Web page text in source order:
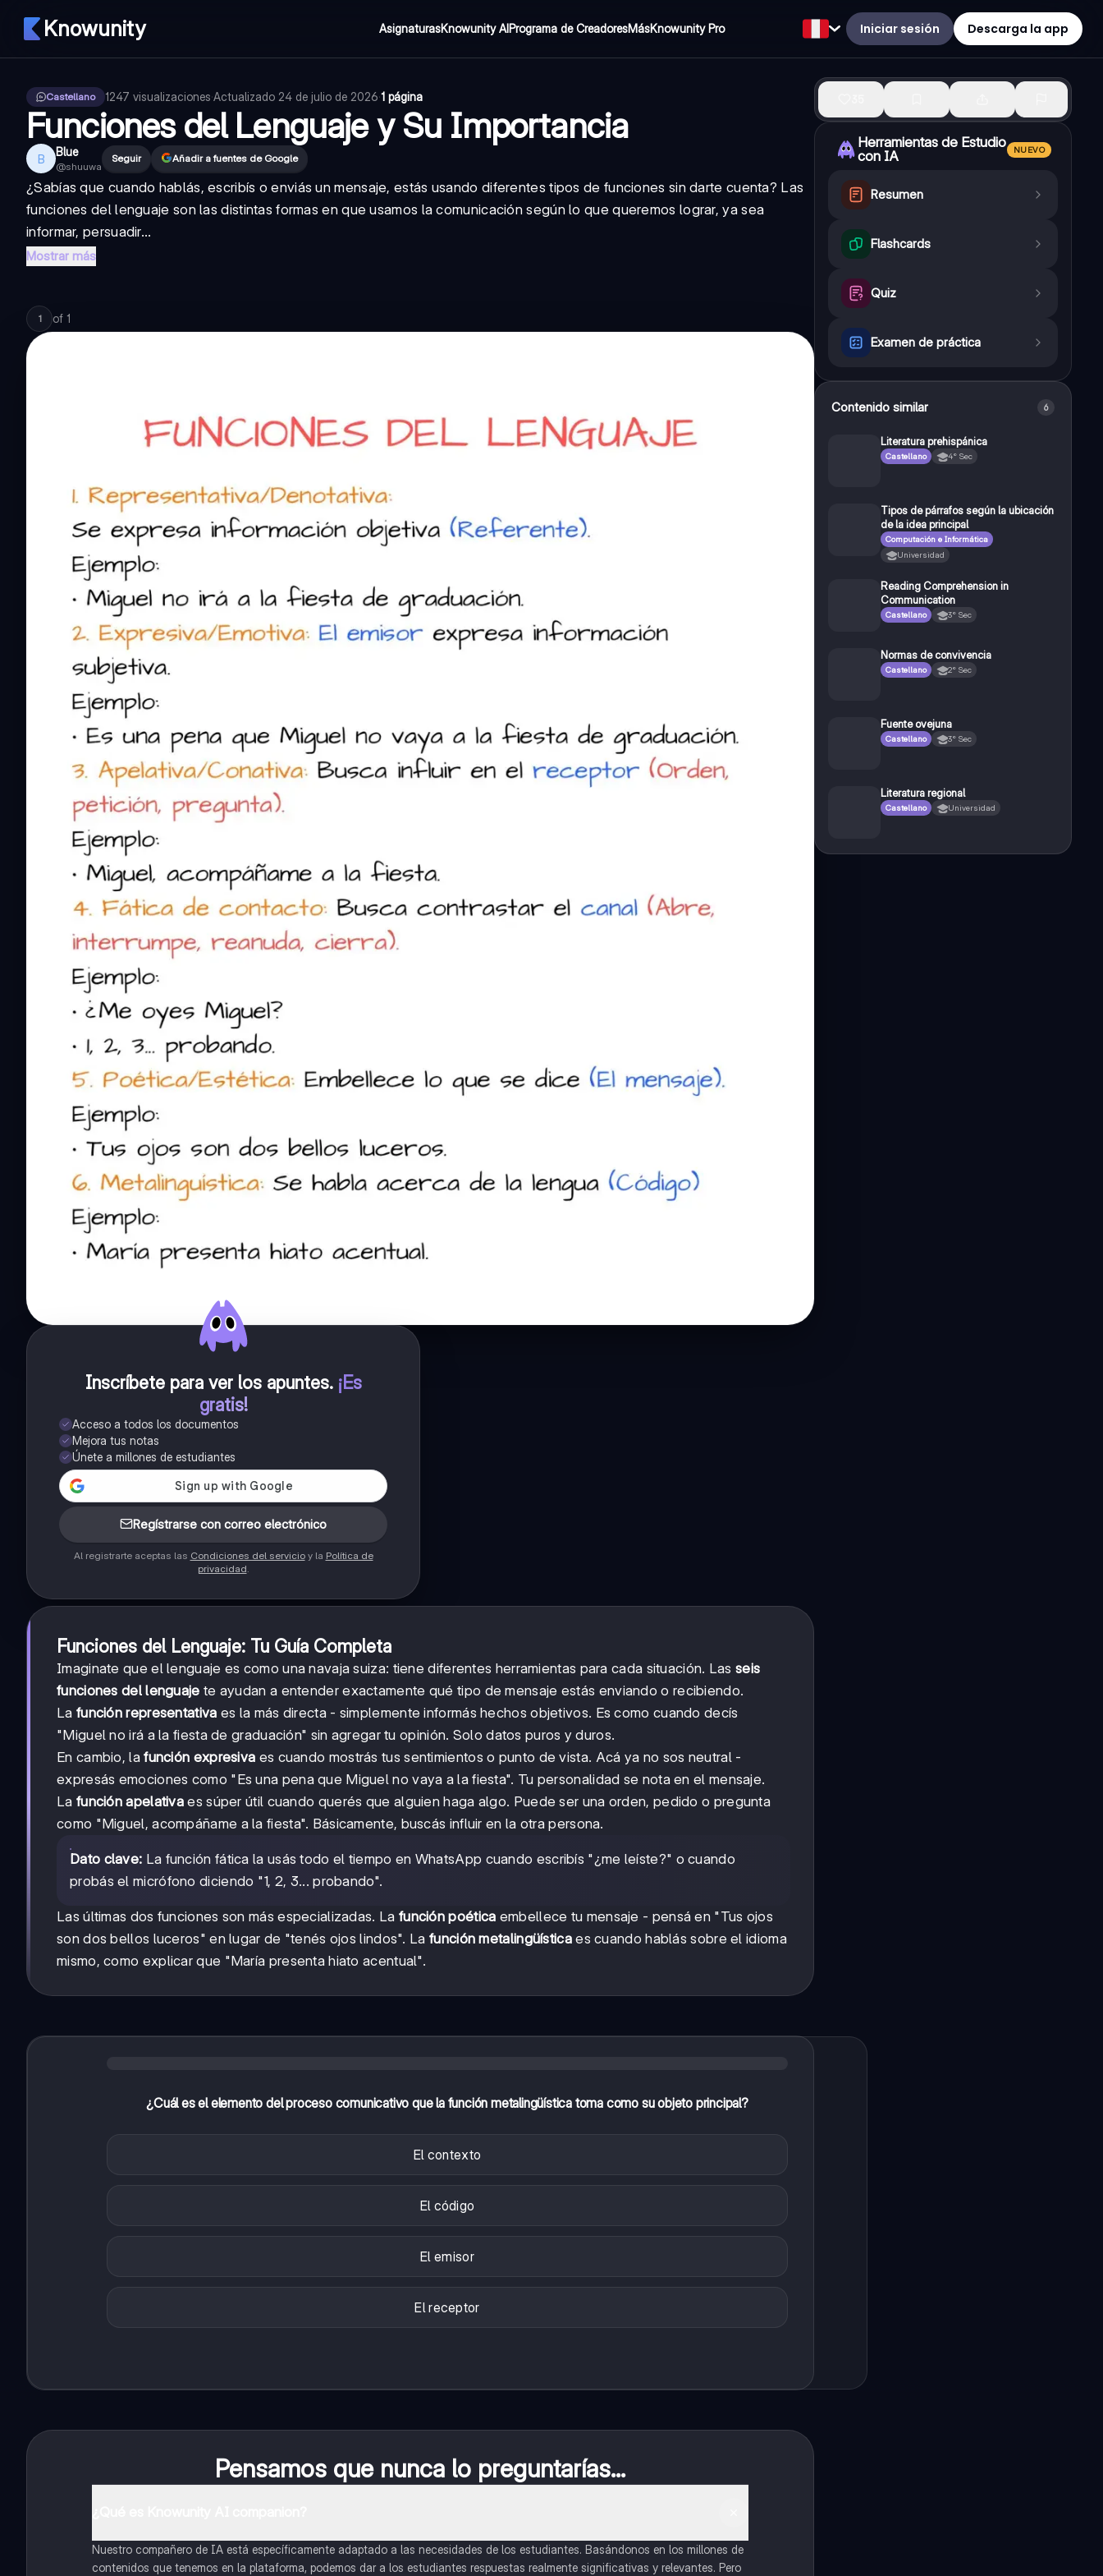
Knowunity AsignaturasKnowunity AIPrograma de CreadoresMásKnowunity Pro Iniciar sesión Descarga la app
Castellano 1247 visualizaciones·Actualizado 24 de julio de 2026·1 página
Funciones del Lenguaje y Su Importancia
B Blue
@shuuwa
Seguir Añadir a fuentes de Google
¿Sabías que cuando hablás, escribís o enviás un mensaje, estás usando diferentes tipos de funciones sin darte cuenta? Las
funciones del lenguaje son las distintas formas en que usamos la comunicación según lo que queremos lograr, ya sea
informar, persuadir...
Mostrar más
1 of 1
Inscríbete para ver los apuntes. ¡Es
gratis!
Acceso a todos los documentos
Mejora tus notas
Únete a millones de estudiantes
Regístrarse con correo electrónico
Al registrarte aceptas las Condiciones del servicioy la Política de
privacidad
Funciones del Lenguaje: Tu Guía Completa
Imaginate que el lenguaje es como una navaja suiza: tiene diferentes herramientas para cada situación. Lasseis
funciones del lenguaje te ayudan a entender exactamente qué tipo de mensaje estás enviando o recibiendo.
La función representativa es la más directa - simplemente informás hechos objetivos. Es como cuando decís
"Miguel no irá a la fiesta de graduación" sin agregar tu opinión. Solo datos puros y duros.
En cambio, lafunción expresiva es cuando mostrás tus sentimientos o punto de vista. Acá ya no sos neutral -
expresás emociones como "Es una pena que Miguel no vaya a la fiesta". Tu personalidad se nota en el mensaje.
La función apelativa es súper útil cuando querés que alguien haga algo. Puede ser una orden, pedido o pregunta
como "Miguel, acompáñame a la fiesta". Básicamente, buscás influir en la otra persona.
Dato clave: La función fática la usás todo el tiempo en WhatsApp cuando escribís "¿me leíste?" o cuando
probás el micrófono diciendo "1, 2, 3... probando".
Las últimas dos funciones son más especializadas. La función poética embellece tu mensaje - pensá en "Tus ojos
son dos bellos luceros" en lugar de "tenés ojos lindos". La función metalingüísticaes cuando hablás sobre el idioma
mismo, como explicar que "María presenta hiato acentual".
¿Cuál es el elemento del proceso comunicativo que la función metalingüística toma como su objeto principal?
El contexto
El código
El emisor
El receptor
Pensamos que nunca lo preguntarías...
Nuestro compañero de IA está específicamente adaptado a las necesidades de los estudiantes. Basándonos en los millones de
contenidos que tenemos en la plataforma, podemos dar a los estudiantes respuestas realmente significativas y relevantes. Pero
Herramientas de Estudio
con IA
NUEVO
Resumen
Flashcards
Quiz
Examen de práctica
Contenido similar 6
Literatura prehispánica
Castellano 4° Sec
Tipos de párrafos según la ubicación
de la idea principal
Computación e Informática
Universidad
Reading Comprehension in
Communication
Castellano 3° Sec
Normas de convivencia
Castellano 2° Sec
Fuente ovejuna
Castellano 3° Sec
Literatura regional
Castellano Universidad